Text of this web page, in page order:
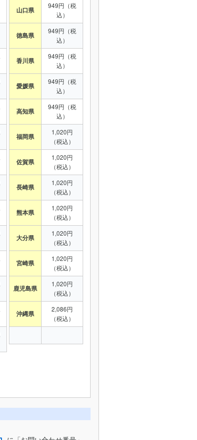
山口県
949円（税
込）
徳島県
949円（税
込）
香川県
949円（税
込）
愛媛県
949円（税
込）
高知県
949円（税
込）
福岡県
1,020円
（税込）
佐賀県
1,020円
（税込）
長崎県
1,020円
（税込）
熊本県
1,020円
（税込）
大分県
1,020円
（税込）
宮崎県
1,020円
（税込）
鹿児島県
1,020円
（税込）
沖縄県
2,086円
（税込）